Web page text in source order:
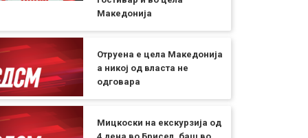
Македонија
Отруена е цела Македонија
а никој од власта не
одговара
Мицкоски на екскурзија од